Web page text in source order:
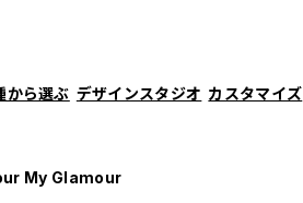
から選ぶ デザインスタジオ カスタマイズ
My Glamour